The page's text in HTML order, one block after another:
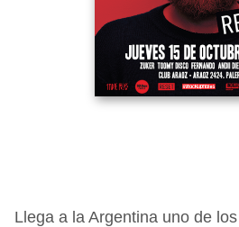
Llega a la Argentina uno de